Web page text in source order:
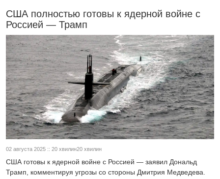
США полностью готовы к ядерной войне с
Россией — Трамп
02 августа 2025 :: 20 хвилин20 хвилин
США готовы к ядерной войне с Россией — заявил Дональд
Трамп, комментируя угрозы со стороны Дмитрия Медведева.